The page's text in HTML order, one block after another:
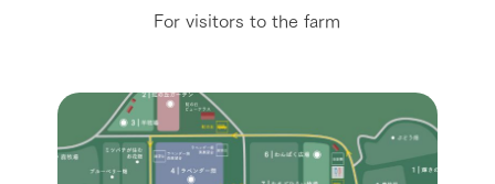
For visitors to the farm